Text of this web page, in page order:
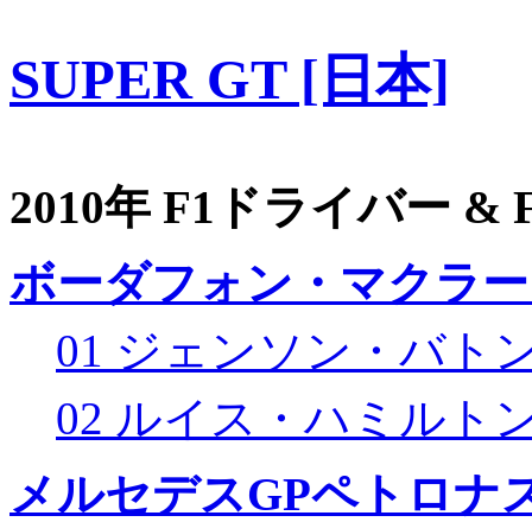
SUPER GT [日本]
2010年 F1ドライバー &
ボーダフォン・マクラ
01 ジェンソン・バト
02 ルイス・ハミルト
メルセデスGPペトロナ